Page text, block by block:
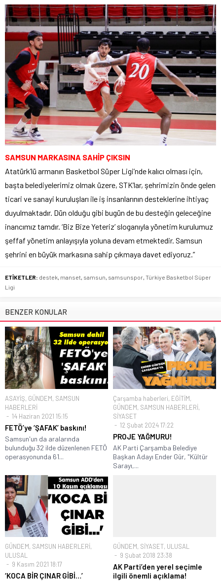
SAMSUN MARKASINA SAHİP ÇIKSIN
Atatürk’lü armanın Basketbol Süper Ligi’nde kalıcı olması için,
başta belediyelerimiz olmak üzere, STK’lar, şehrimizin önde gelen
ticari ve sanayi kuruluşları ile iş insanlarının desteklerine ihtiyaç
duyulmaktadır. Dün olduğu gibi bugün de bu desteğin geleceğine
inancımız tamdır. ‘Biz Bize Yeteriz’ sloganıyla yönetim kurulumuz
şeffaf yönetim anlayışıyla yoluna devam etmektedir. Samsun
şehrini en büyük markasına sahip çıkmaya davet ediyoruz.”
ETİKETLER: destek, manset, samsun, samsunspor, Türkiye Basketbol Süper
Ligi
BENZER KONULAR
ASAYİŞ, GÜNDEM, SAMSUN
HABERLERİ
14 Haziran 2021 15:15
FETÖ’ye ‘ŞAFAK’ baskını!
Samsun'un da aralarında
bulunduğu 32 ilde düzenlenen FETÖ
operasyonunda 61...
Çarşamba haberleri, EĞİTİM,
GÜNDEM, SAMSUN HABERLERİ,
SİYASET
12 Şubat 2024 17:22
PROJE YAĞMURU!
AK Parti Çarşamba Belediye
Başkan Adayı Ender Gür, "Kültür
Sarayı,...
GÜNDEM, SAMSUN HABERLERİ,
ULUSAL
9 Kasım 2021 18:17
‘KOCA BİR ÇINAR GİBİ…’
GÜNDEM, SİYASET, ULUSAL
9 Şubat 2018 23:38
AK Parti’den yerel seçimle
ilgili önemli açıklama!